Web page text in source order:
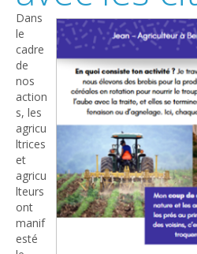
Dans
le
cadre
de
nos
action
s, les
agricu
ltrices
et
agricu
lteurs
ont
manif
esté